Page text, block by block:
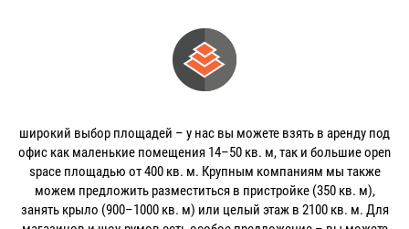
широкий выбор площадей – у нас вы можете взять в аренду под
офис как маленькие помещения 14–50 кв. м, так и большие open
space площадью от 400 кв. м. Крупным компаниям мы также
можем предложить разместиться в пристройке (350 кв. м),
занять крыло (900–1000 кв. м) или целый этаж в 2100 кв. м. Для